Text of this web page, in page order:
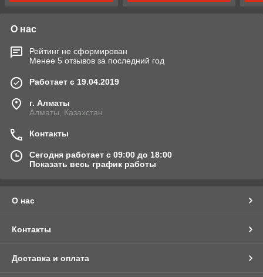
О нас
Рейтинг не сформирован
Менее 5 отзывов за последний год
Работает с 19.04.2019
г. Алматы
Алматы, Казахстан
Контакты
Сегодня работает с 09:00 до 18:00
Показать весь график работы
О нас
Контакты
Доставка и оплата